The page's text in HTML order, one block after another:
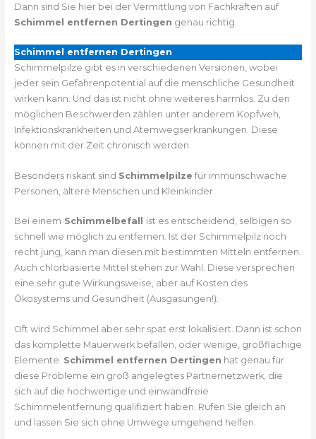
Dann sind Sie hier bei der Vermittlung von Fachkräften auf
Schimmel entfernen Dertingen genau richtig.
Schimmel entfernen Dertingen
Schimmelpilze gibt es in verschiedenen Versionen, wobei
jeder sein Gefahrenpotential auf die menschliche Gesundheit
wirken kann. Und das ist nicht ohne weiteres harmlos. Zu den
möglichen Beschwerden zählen unter anderem Kopfweh,
Infektionskrankheiten und Atemwegserkrankungen. Diese
können mit der Zeit chronisch werden.
Besonders riskant sind Schimmelpilze für immunschwache
Personen, ältere Menschen und Kleinkinder.
Bei einem Schimmelbefall ist es entscheidend, selbigen so
schnell wie möglich zu entfernen. Ist der Schimmelpilz noch
recht jung, kann man diesen mit bestimmten Mitteln entfernen.
Auch chlorbasierte Mittel stehen zur Wahl. Diese versprechen
eine sehr gute Wirkungsweise, aber auf Kosten des
Ökosystems und Gesundheit (Ausgasungen!).
Oft wird Schimmel aber sehr spät erst lokalisiert. Dann ist schon
das komplette Mauerwerk befallen, oder wenige, großflächige
Elemente. Schimmel entfernen Dertingen hat genau für
diese Probleme ein groß angelegtes Partnernetzwerk, die
sich auf die hochwertige und einwandfreie
Schimmelentfernung qualifiziert haben. Rufen Sie gleich an
und lassen Sie sich ohne Umwege umgehend helfen.